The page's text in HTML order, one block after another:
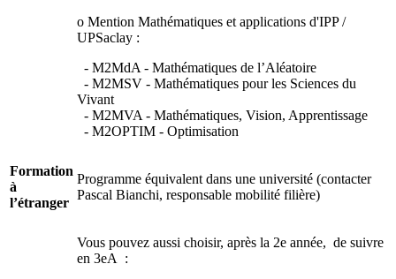
o Mention Mathématiques et applications d'IPP /
UPSaclay :
- M2MdA - Mathématiques de l’Aléatoire
- M2MSV - Mathématiques pour les Sciences du
Vivant
- M2MVA - Mathématiques, Vision, Apprentissage
- M2OPTIM - Optimisation
Formation
à
l’étranger
Programme équivalent dans une université (contacter
Pascal Bianchi, responsable mobilité filière)
Vous pouvez aussi choisir, après la 2e année, de suivre
en 3eA :